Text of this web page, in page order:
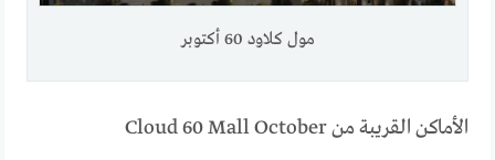
مول كلاود 60 أكتوبر
الأماكن القريبة من Cloud 60 Mall October